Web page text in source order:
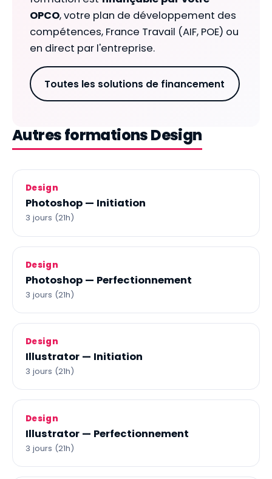
OPCO, votre plan de développement des
compétences, France Travail (AIF, POE) ou
en direct par l'entreprise.
Toutes les solutions de financement
Autres formations Design
Design
Photoshop — Initiation
3 jours (21h)
Design
Photoshop — Perfectionnement
3 jours (21h)
Design
Illustrator — Initiation
3 jours (21h)
Design
Illustrator — Perfectionnement
3 jours (21h)